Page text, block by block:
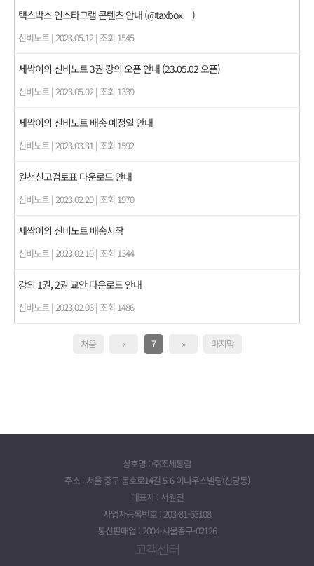
택스박스 인스타그램 콘텐츠 안내 (@taxbox__)
신비노트 | 2023.05.12 | 조회 1545
세싹이의 신비노트 3권 강의 오픈 안내 (23.05.02 오픈)
신비노트 | 2023.05.02 | 조회 1339
세싹이의 신비노트 배송 예정일 안내
신비노트 | 2023.03.31 | 조회 1592
원천신고검토표 다운로드 안내
신비노트 | 2023.02.20 | 조회 1970
세싹이의 신비노트 배송시작
신비노트 | 2023.02.10 | 조회 1344
강의 1권, 2권 교안 다운로드 안내
신비노트 | 2023.02.06 | 조회 1486
처음 « 7 » 마지막
상호명 : ㈜조세통람
주소 : 서울 중구 동호로14길 5-6 이나우스빌딩(신당동)
대표자 : 서원진
사업자등록번호 : 203-81-63108
통신판매업 : 2004-서울중구-02126
고객센터